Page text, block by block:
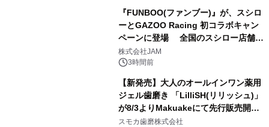
『FUNBOO(ファンブー)』が、スシロ
ーとGAZOO Racing 初コラボキャン
ペーンに登場 全国のスシロー店舗で
GR 4車種の FUNBOO(ミニカー)付き
メニューが展開されます
株式会社JAM
3時間前
【新発売】大人のオールインワン薬用
ジェル歯磨き 「LilliSH(リリッシュ)」
が8/3よりMakuakeにて先行販売開
始！
スモカ歯磨株式会社